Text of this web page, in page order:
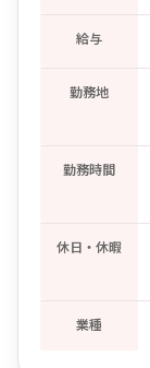
給与
勤務地
勤務時間
休日・休暇
業種